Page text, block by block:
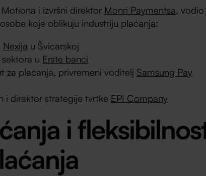
i izvršni direktor Monri Paymentsa, vodio
koje oblikuju industriju plaćanja:
Nexija u Švicarskoj
u Erste banci
za plaćanja, privremeni voditelj Samsung Pay
i direktor strategije tvrtke EPI Company
i